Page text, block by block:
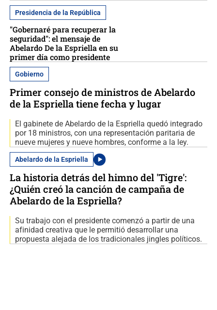
Presidencia de la República
"Gobernaré para recuperar la
seguridad": el mensaje de
Abelardo De la Espriella en su
primer día como presidente
Gobierno
Primer consejo de ministros de Abelardo
de la Espriella tiene fecha y lugar
El gabinete de Abelardo de la Espriella quedó integrado
por 18 ministros, con una representación paritaria de
nueve mujeres y nueve hombres, conforme a la ley.
Abelardo de la Espriella
La historia detrás del himno del 'Tigre':
¿Quién creó la canción de campaña de
Abelardo de la Espriella?
Su trabajo con el presidente comenzó a partir de una
afinidad creativa que le permitió desarrollar una
propuesta alejada de los tradicionales jingles políticos.